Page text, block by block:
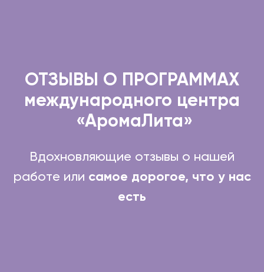
ОТЗЫВЫ О ПРОГРАММАХ
международного центра
«АромаЛита»
Вдохновляющие отзывы о нашей
работе или самое дорогое, что у нас
есть